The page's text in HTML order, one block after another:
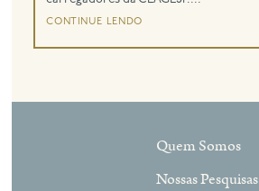
continue lendo
Quem Somos
Nossas Pesquisas